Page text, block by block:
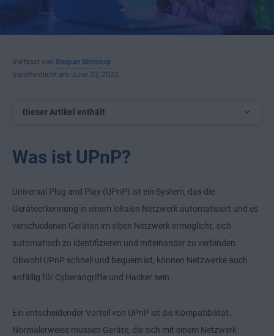
Verfasst von Deepan Ghimiray
Veröffentlicht am June 23, 2022
Dieser Artikel enthält
Was ist UPnP?
Universal Plug and Play (UPnP) ist ein System, das die
Geräteerkennung in einem lokalen Netzwerk automatisiert und es
verschiedenen Geräten im slben Netzwerk ermöglicht, sich
automatisch zu identifizieren und miteinander zu verbinden.
Obwohl UPnP schnell und bequem ist, können Netzwerke auch
anfällig für Cyberangriffe und Hacker sein.
Ein entscheidender Vorteil von UPnP ist die Kompatibilität.
Normalerweise müssen Geräte, die sich mit einem Netzwerk